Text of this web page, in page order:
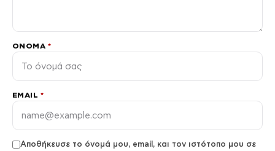
ΌΝΟΜΑ *
EMAIL *
Αποθήκευσε το όνομά μου, email, και τον ιστότοπο μου σε